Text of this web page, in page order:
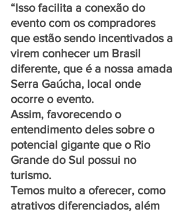
“Isso facilita a conexão do
evento com os compradores
que estão sendo incentivados a
virem conhecer um Brasil
diferente, que é a nossa amada
Serra Gaúcha, local onde
ocorre o evento.
Assim, favorecendo o
entendimento deles sobre o
potencial gigante que o Rio
Grande do Sul possui no
turismo.
Temos muito a oferecer, como
atrativos diferenciados, além